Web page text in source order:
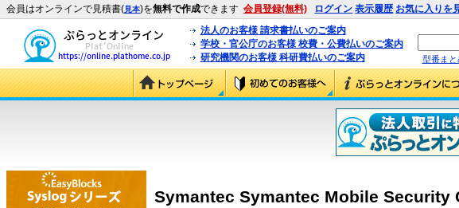
会員はオンラインで見積書(見本)を無料で作成できます 会員登録(無料) ログイン 表示履歴 お気に入りを
法人のお客様 請求書払いのご案内
学校・官公庁のお客様 校費・公費払いのご案内
研究機関のお客様 科研費払いのご案内
型番ま
Symantec Symantec Mobile Security